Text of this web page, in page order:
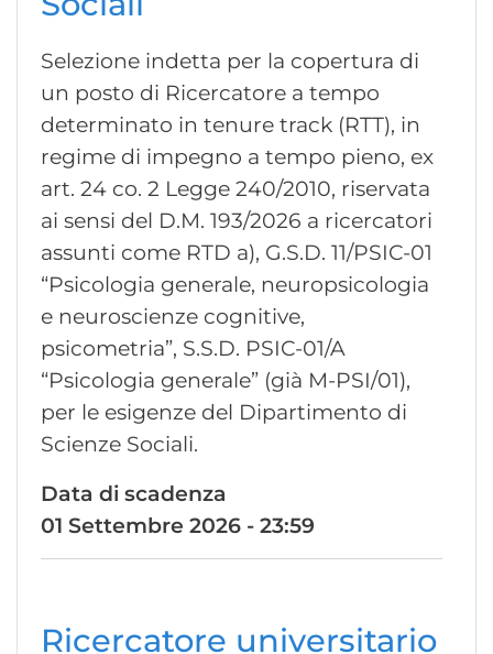
Selezione indetta per la copertura di
un posto di Ricercatore a tempo
determinato in tenure track (RTT), in
regime di impegno a tempo pieno, ex
art. 24 co. 2 Legge 240/2010, riservata
ai sensi del D.M. 193/2026 a ricercatori
assunti come RTD a), G.S.D. 11/PSIC-01
“Psicologia generale, neuropsicologia
e neuroscienze cognitive,
psicometria”, S.S.D. PSIC-01/A
“Psicologia generale” (già M-PSI/01),
per le esigenze del Dipartimento di
Scienze Sociali.
Data di scadenza
01 Settembre 2026 - 23:59
Ricercatore universitario